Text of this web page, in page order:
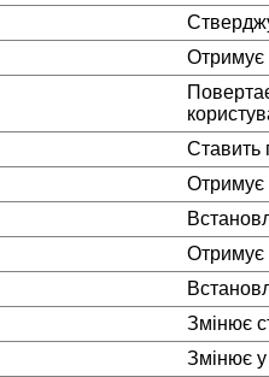
Отримує
Ставить
Отримує
Отримує
Змінює
Змінює у